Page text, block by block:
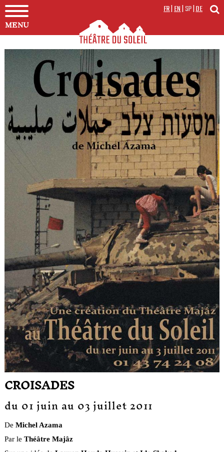
MENU
FR|EN|SP|DE
CROISADES
du 01 juin au 03 juillet 2011
De Michel Azama
Par le Théâtre Majâz